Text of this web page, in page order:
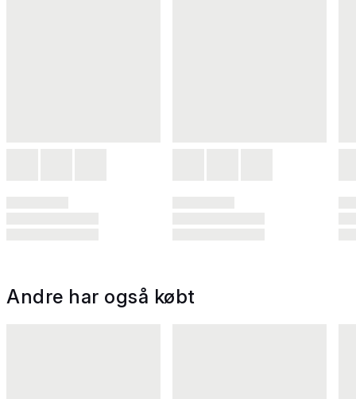
Andre har også købt